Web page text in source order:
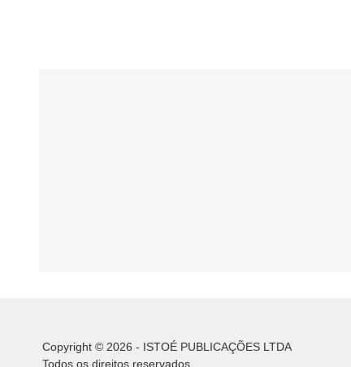
Copyright © 2026 - ISTOÉ PUBLICAÇÕES LTDA
Todos os direitos reservados.